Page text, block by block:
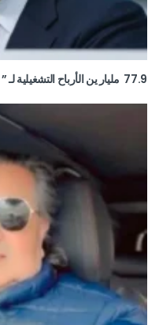
77.9 مليار ين الأرباح التشغيلية لـ ” نيسان ” في الربع الأول 2026